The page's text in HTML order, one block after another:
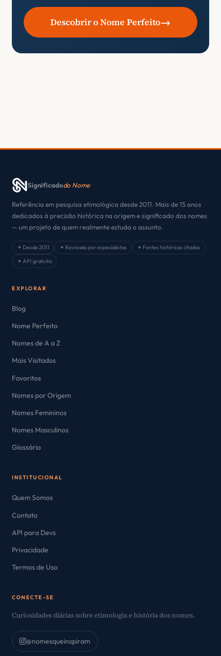
Descobrir o Nome Perfeito→
Significadodo Nome
Referência em pesquisa etimológica desde 2011. Mais de 15 anos
dedicados à precisão histórica na origem e significado dos nomes
— um projeto de quem realmente estuda o assunto.
✦ Desde 2011 ✦ Revisado por especialistas
✦ Fontes históricas citadas
✦ API gratuita
EXPLORAR
Blog
Nome Perfeito
Nomes de A a Z
Mais Visitados
Favoritos
Nomes por Origem
Nomes Femininos
Nomes Masculinos
Glossário
INSTITUCIONAL
Quem Somos
Contato
API para Devs
Privacidade
Termos de Uso
CONECTE-SE
Curiosidades diárias sobre etimologia e história dos nomes.
@nomesqueinspiram